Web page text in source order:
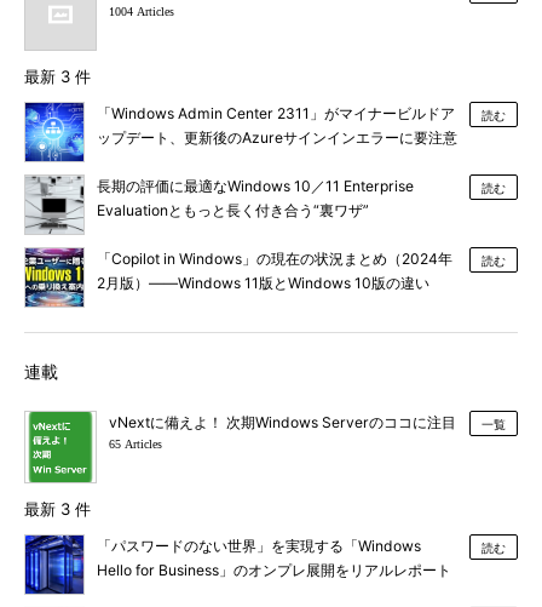
1004 Articles
最新 3 件
「Windows Admin Center 2311」がマイナービルドア
ップデート、更新後のAzureサインインエラーに要注意
読む
長期の評価に最適なWindows 10／11 Enterprise
Evaluationともっと長く付き合う“裏ワザ”
読む
「Copilot in Windows」の現在の状況まとめ（2024年
2月版）――Windows 11版とWindows 10版の違い
読む
連載
vNextに備えよ！ 次期Windows Serverのココに注目
65 Articles
一覧
最新 3 件
「パスワードのない世界」を実現する「Windows
Hello for Business」のオンプレ展開をリアルレポート
読む